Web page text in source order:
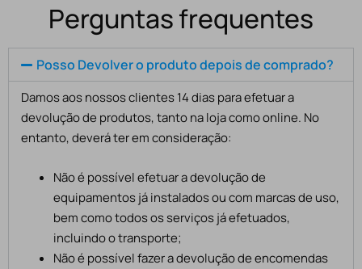
Perguntas frequentes
Posso Devolver o produto depois de comprado?
Damos aos nossos clientes 14 dias para efetuar a
devolução de produtos, tanto na loja como online. No
entanto, deverá ter em consideração:
Não é possível efetuar a devolução de
equipamentos já instalados ou com marcas de uso,
bem como todos os serviços já efetuados,
incluindo o transporte;
Não é possível fazer a devolução de encomendas